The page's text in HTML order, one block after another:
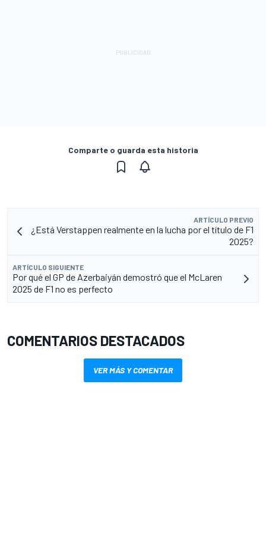
Comparte o guarda esta historia
ARTÍCULO PREVIO
¿Está Verstappen realmente en la lucha por el título de F1
2025?
ARTÍCULO SIGUIENTE
Por qué el GP de Azerbaiyán demostró que el McLaren
2025 de F1 no es perfecto
COMENTARIOS DESTACADOS
VER MÁS Y COMENTAR